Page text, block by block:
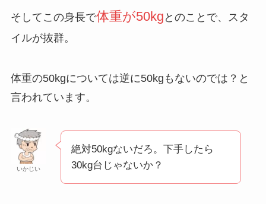
そしてこの身長で体重が50kg とのことで、スタ
イルが抜群。
体重の50kgについては逆に50kgもないのでは？と
言われています。
いかじい
絶対50kgないだろ。下手したら
30kg台じゃないか？